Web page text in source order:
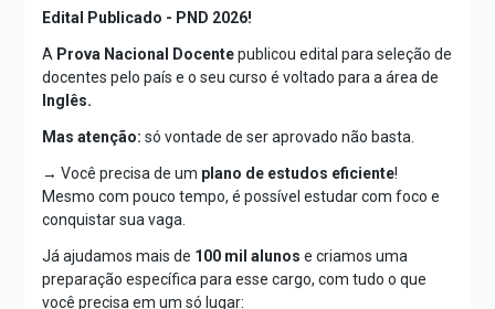
Edital Publicado - PND 2026!
A Prova Nacional Docentepublicou edital para seleção de
docentes pelo país e o seu curso é voltado para a área de
Inglês.
Mas atenção:só vontade de ser aprovado não basta.
→ Você precisa de um plano de estudos eficiente!
Mesmo com pouco tempo, é possível estudar com foco e
conquistar sua vaga.
Já ajudamos mais de 100 mil alunos e criamos uma
preparação específica para esse cargo, com tudo o que
você precisa em um só lugar: